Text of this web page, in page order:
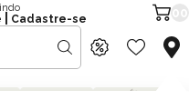
Cadastre-se